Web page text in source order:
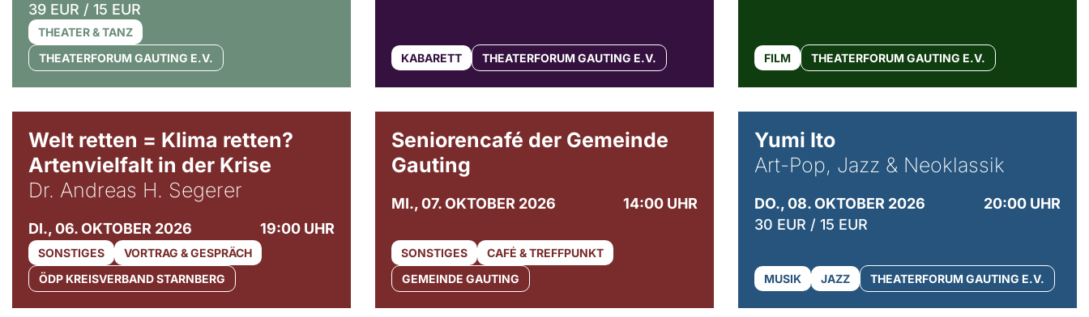
39 EUR / 15 EUR
THEATER & TANZ
THEATERFORUM GAUTING E.V.
KABARETT THEATERFORUM GAUTING E.V. FILM THEATERFORUM GAUTING E.V.
Welt retten = Klima retten?
Artenvielfalt in der Krise
Dr. Andreas H. Segerer
DI., 06. OKTOBER 2026 19:00 UHR
SONSTIGES
VORTRAG & GESPRÄCH
ÖDP KREISVERBAND STARNBERG
Seniorencafé der Gemeinde
Gauting
MI., 07. OKTOBER 2026 14:00 UHR
SONSTIGES
CAFÉ & TREFFPUNKT
GEMEINDE GAUTING
Yumi Ito
Art-Pop, Jazz & Neoklassik
DO., 08. OKTOBER 2026
20:00 UHR
30 EUR / 15 EUR
MUSIK JAZZ THEATERFORUM GAUTING E.V.